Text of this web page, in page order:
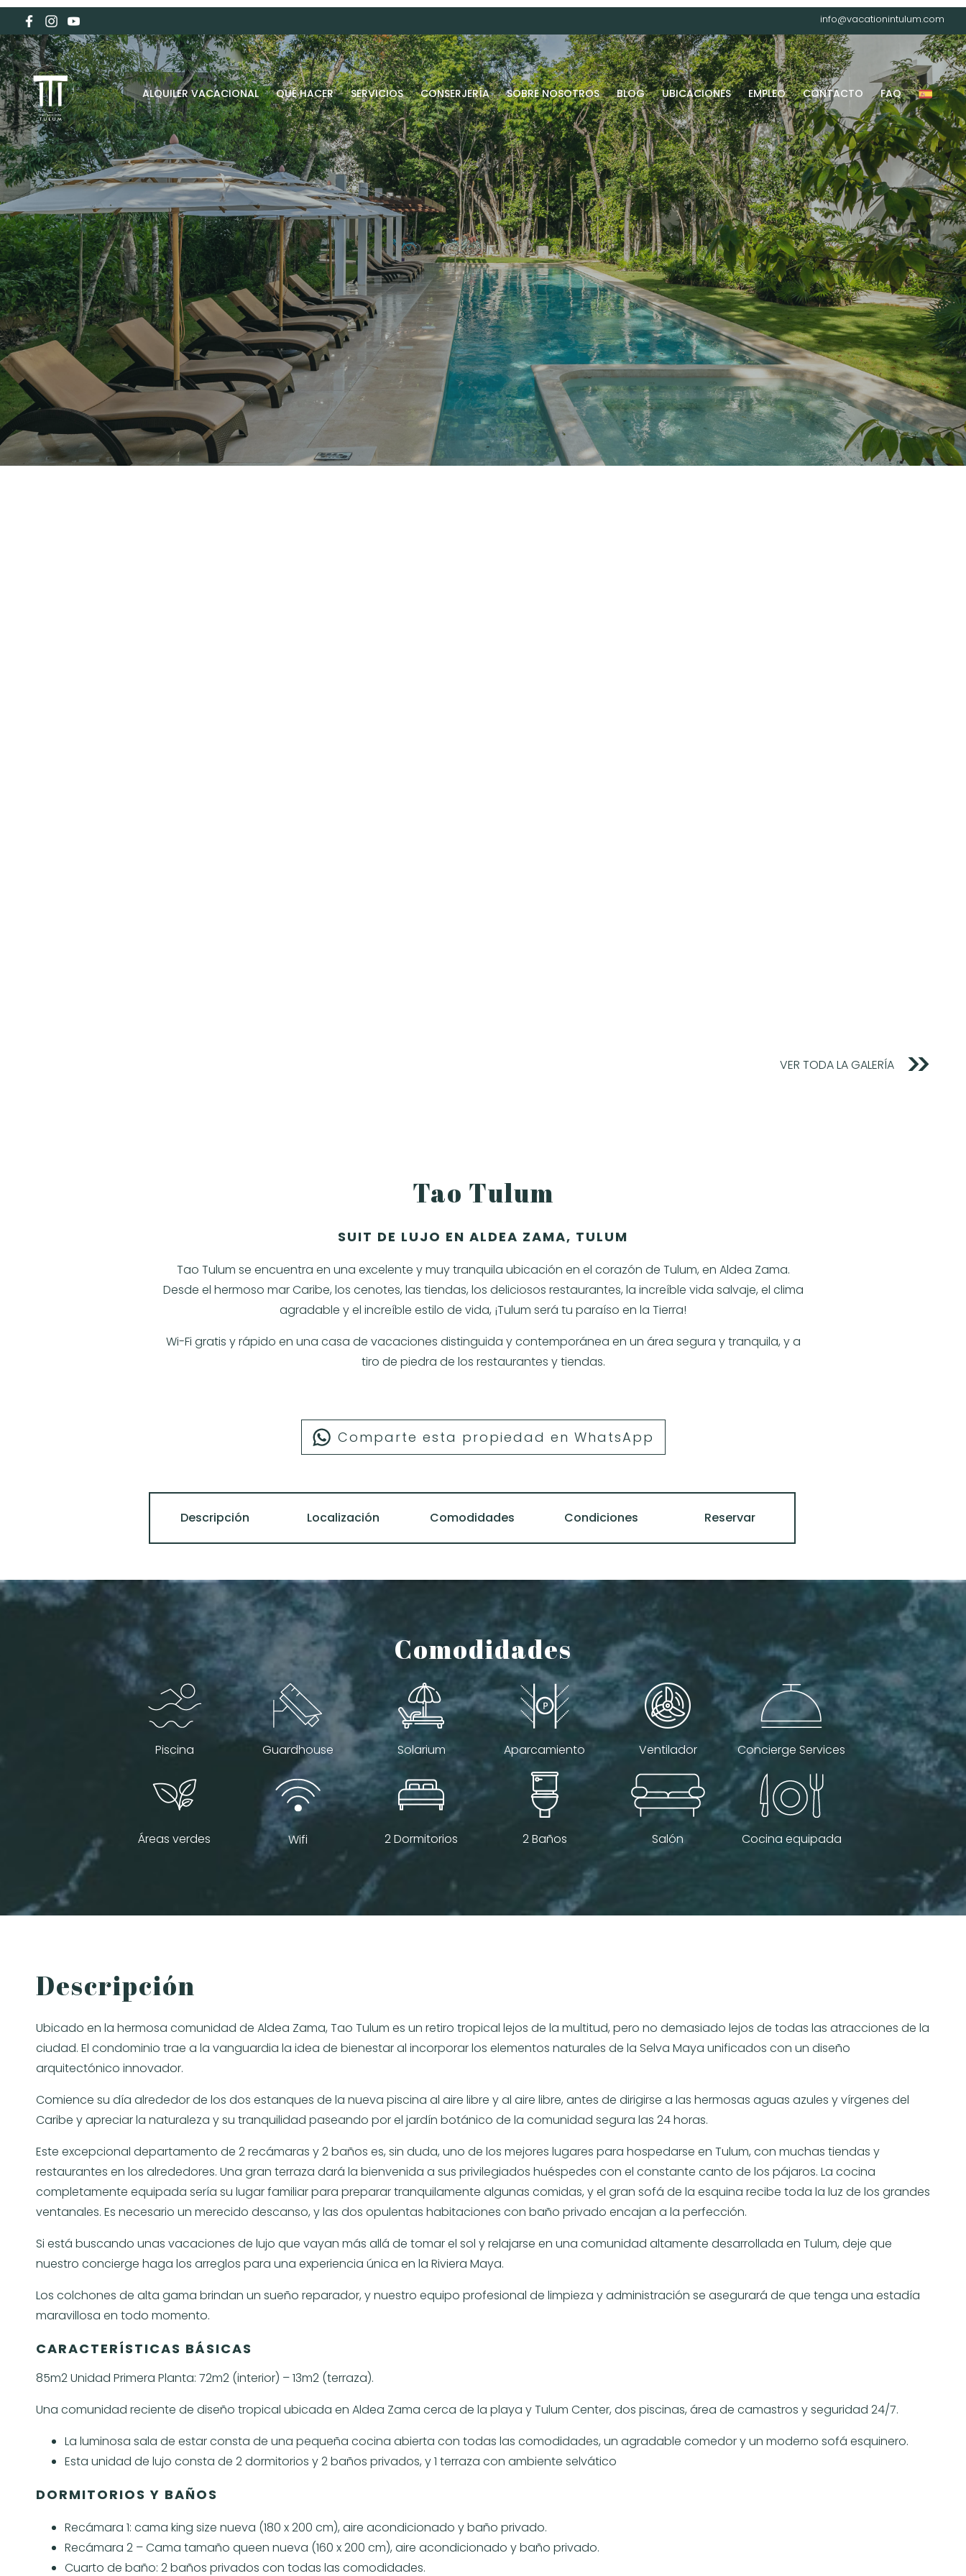
info@vacationintulum.com
ALQUILER VACACIONAL QUÉ HACER SERVICIOS CONSERJERÍA SOBRE NOSOTROS BLOG UBICACIONES EMPLEO CONTACTO FAQ
VER TODA LA GALERÍA
Tao Tulum
SUIT DE LUJO EN ALDEA ZAMA, TULUM
Tao Tulum se encuentra en una excelente y muy tranquila ubicación en el corazón de Tulum, en Aldea Zama.
Desde el hermoso mar Caribe, los cenotes, las tiendas, los deliciosos restaurantes, la increíble vida salvaje, el clima
agradable y el increíble estilo de vida, ¡Tulum será tu paraíso en la Tierra!
Wi-Fi gratis y rápido en una casa de vacaciones distinguida y contemporánea en un área segura y tranquila, y a
tiro de piedra de los restaurantes y tiendas.
Comparte esta propiedad en WhatsApp
Descripción Localización Comodidades Condiciones Reservar
Comodidades
Piscina Guardhouse Solarium Aparcamiento Ventilador Concierge Services
Áreas verdes Wifi 2 Dormitorios 2 Baños Salón Cocina equipada
Descripción
Ubicado en la hermosa comunidad de Aldea Zama, Tao Tulum es un retiro tropical lejos de la multitud, pero no demasiado lejos de todas las atracciones de la
ciudad. El condominio trae a la vanguardia la idea de bienestar al incorporar los elementos naturales de la Selva Maya unificados con un diseño
arquitectónico innovador.
Comience su día alrededor de los dos estanques de la nueva piscina al aire libre y al aire libre, antes de dirigirse a las hermosas aguas azules y vírgenes del
Caribe y apreciar la naturaleza y su tranquilidad paseando por el jardín botánico de la comunidad segura las 24 horas.
Este excepcional departamento de 2 recámaras y 2 baños es, sin duda, uno de los mejores lugares para hospedarse en Tulum, con muchas tiendas y
restaurantes en los alrededores. Una gran terraza dará la bienvenida a sus privilegiados huéspedes con el constante canto de los pájaros. La cocina
completamente equipada sería su lugar familiar para preparar tranquilamente algunas comidas, y el gran sofá de la esquina recibe toda la luz de los grandes
ventanales. Es necesario un merecido descanso, y las dos opulentas habitaciones con baño privado encajan a la perfección.
Si está buscando unas vacaciones de lujo que vayan más allá de tomar el sol y relajarse en una comunidad altamente desarrollada en Tulum, deje que
nuestro concierge haga los arreglos para una experiencia única en la Riviera Maya.
Los colchones de alta gama brindan un sueño reparador, y nuestro equipo profesional de limpieza y administración se asegurará de que tenga una estadía
maravillosa en todo momento.
CARACTERÍSTICAS BÁSICAS
85m2 Unidad Primera Planta: 72m2 (interior) – 13m2 (terraza).
Una comunidad reciente de diseño tropical ubicada en Aldea Zama cerca de la playa y Tulum Center, dos piscinas, área de camastros y seguridad 24/7.
La luminosa sala de estar consta de una pequeña cocina abierta con todas las comodidades, un agradable comedor y un moderno sofá esquinero.
Esta unidad de lujo consta de 2 dormitorios y 2 baños privados, y 1 terraza con ambiente selvático
DORMITORIOS Y BAÑOS
Recámara 1: cama king size nueva (180 x 200 cm), aire acondicionado y baño privado.
Recámara 2 – Cama tamaño queen nueva (160 x 200 cm), aire acondicionado y baño privado.
Cuarto de baño: 2 baños privados con todas las comodidades.